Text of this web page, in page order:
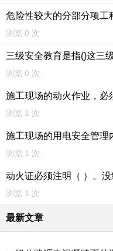
危险性较大的分部分项工
浏览 0 次
三级安全教育是指()这三
浏览 0 次
施工现场的动火作业，必
浏览 1 次
施工现场的用电安全管理
浏览 1 次
动火证必须注明（ ）。
浏览 1 次
最新文章